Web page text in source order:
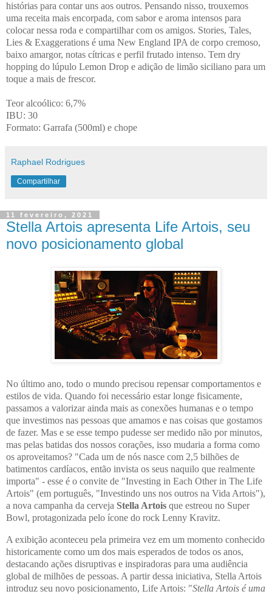
histórias para contar uns aos outros. Pensando nisso, trouxemos
uma receita mais encorpada, com sabor e aroma intensos para
colocar nessa roda e compartilhar com os amigos. Stories, Tales,
Lies & Exaggerations é uma New England IPA de corpo cremoso,
baixo amargor, notas cítricas e perfil frutado intenso. Tem dry
hopping do lúpulo Lemon Drop e adição de limão siciliano para um
toque a mais de frescor.
Teor alcoólico: 6,7%
IBU: 30
Formato: Garrafa (500ml) e chope
Raphael Rodrigues
Compartilhar
11 fevereiro, 2021
Stella Artois apresenta Life Artois, seu
novo posicionamento global
No último ano, todo o mundo precisou repensar comportamentos e
estilos de vida. Quando foi necessário estar longe fisicamente,
passamos a valorizar ainda mais as conexões humanas e o tempo
que investimos nas pessoas que amamos e nas coisas que gostamos
de fazer. Mas e se esse tempo pudesse ser medido não por minutos,
mas pelas batidas dos nossos corações, isso mudaria a forma como
os aproveitamos? "Cada um de nós nasce com 2,5 bilhões de
batimentos cardíacos, então invista os seus naquilo que realmente
importa" - esse é o convite de "Investing in Each Other in The Life
Artois" (em português, "Investindo uns nos outros na Vida Artois"),
a nova campanha da cerveja Stella Artois que estreou no Super
Bowl, protagonizada pelo ícone do rock Lenny Kravitz.
A exibição aconteceu pela primeira vez em um momento conhecido
historicamente como um dos mais esperados de todos os anos,
destacando ações disruptivas e inspiradoras para uma audiência
global de milhões de pessoas. A partir dessa iniciativa, Stella Artois
introduz seu novo posicionamento, Life Artois: "Stella Artois é uma